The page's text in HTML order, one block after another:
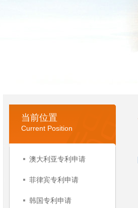
当前位置
Current Position
澳大利亚专利申请
菲律宾专利申请
韩国专利申请